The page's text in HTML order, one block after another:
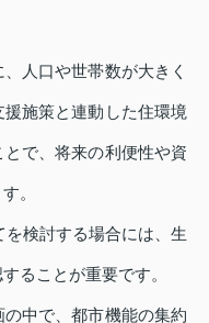
人口や世帯数が大きく
施策と連動した住環境
で、将来の利便性や資
。
検討する場合には、生
ることが重要です。
中で、都市機能の集約